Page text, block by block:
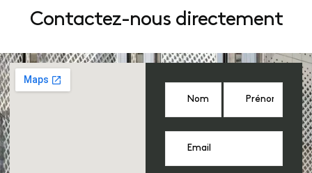
Contactez-nous directement